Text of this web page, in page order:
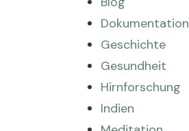
Dokumentation
Geschichte
Gesundheit
Hirnforschung
Indien